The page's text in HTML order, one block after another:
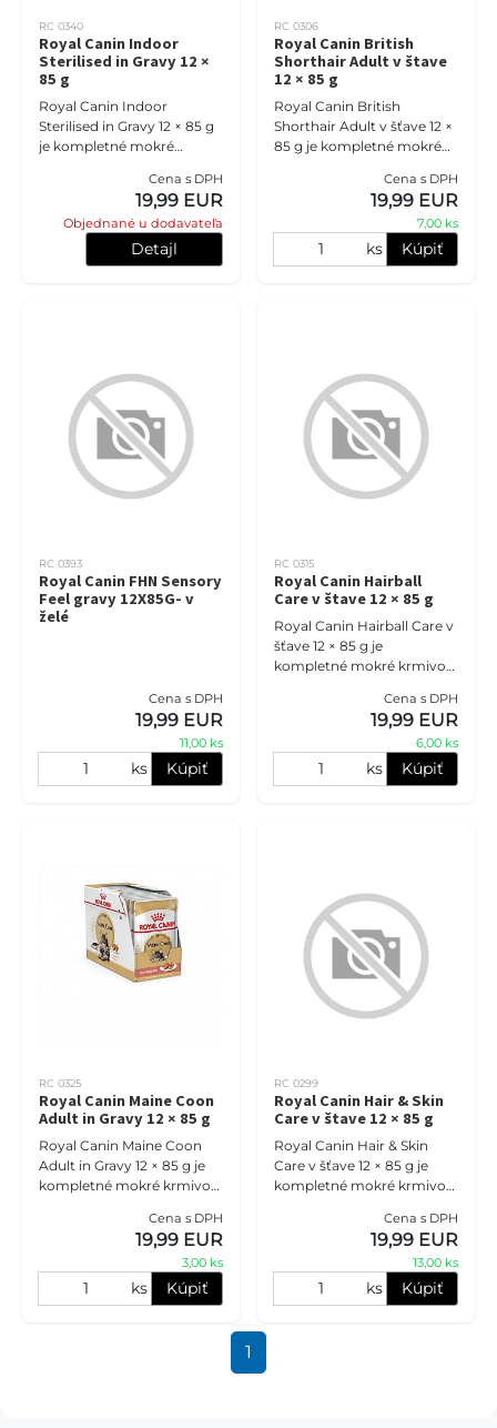
RC 0340
Royal Canin Indoor
Sterilised in Gravy 12 ×
85 g
Royal Canin Indoor
Sterilised in Gravy 12 × 85 g
je kompletné mokré
dospelé mačky žijúce
prevažne v interiéri. Chutné
kúsky v
Cena s DPH
19,99 EUR
Objednané u dodavateľa
Detajl
RC 0306
Royal Canin British
Shorthair Adult v štave
12 × 85 g
Royal Canin British
Shorthair Adult v šťave 12 ×
85 g je kompletné mokré
krátkosrsté mačky.
Receptúra je prispôsobená
Cena s DPH
19,99 EUR
7,00 ks
ks Kúpiť
RC 0393
Royal Canin FHN Sensory
Feel gravy 12X85G- v
želé
Cena s DPH
19,99 EUR
11,00 ks
ks Kúpiť
RC 0315
Royal Canin Hairball
Care v štave 12 × 85 g
Royal Canin Hairball Care v
šťave 12 × 85 g je
kompletné mokré krmivo
sklonom k tvorbe
trichobezoárov. Receptúra
Cena s DPH
19,99 EUR
6,00 ks
ks Kúpiť
RC 0325
Royal Canin Maine Coon
Adult in Gravy 12 × 85 g
Royal Canin Maine Coon
Adult in Gravy 12 × 85 g je
kompletné mokré krmivo
mývalie mačky. Receptúra
podporuje zdravie srdca,
Cena s DPH
19,99 EUR
3,00 ks
ks Kúpiť
RC 0299
Royal Canin Hair & Skin
Care v štave 12 × 85 g
Royal Canin Hair & Skin
Care v šťave 12 × 85 g je
kompletné mokré krmivo
podporu zdravej kože a
lesklej srsti. Receptúra s om
Cena s DPH
19,99 EUR
13,00 ks
ks Kúpiť
1